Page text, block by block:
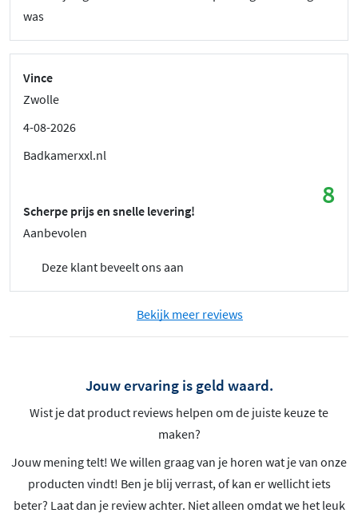
was
Vince
Zwolle
4-08-2026
Badkamerxxl.nl
8
Scherpe prijs en snelle levering!
Aanbevolen
Deze klant beveelt ons aan
Bekijk meer reviews
Jouw ervaring is geld waard.
Wist je dat product reviews helpen om de juiste keuze te
maken?
Jouw mening telt! We willen graag van je horen wat je van onze
producten vindt! Ben je blij verrast, of kan er wellicht iets
beter? Laat dan je review achter. Niet alleen omdat we het leuk